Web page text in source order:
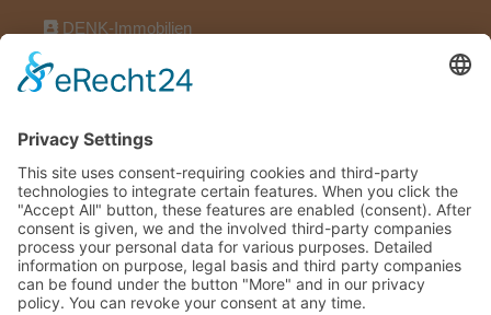
DENK-Immobilien
09321922696